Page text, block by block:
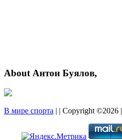
About Антон Буялов,
В мире спорта | | Copyright ©2026 |